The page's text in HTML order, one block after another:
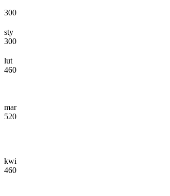
300
sty
300
lut
460
mar
520
kwi
460